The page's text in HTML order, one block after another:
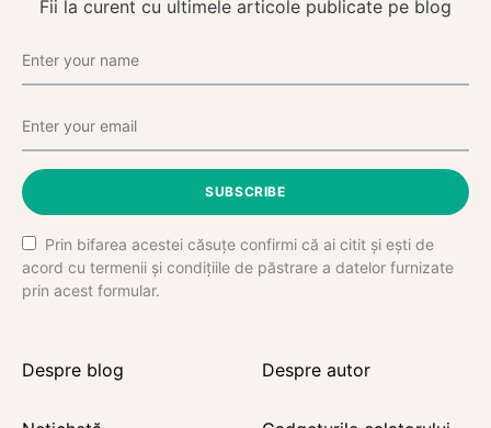
Fii la curent cu ultimele articole publicate pe blog
SUBSCRIBE
Prin bifarea acestei căsuțe confirmi că ai citit și ești de
acord cu termenii și condițiile de păstrare a datelor furnizate
prin acest formular.
Despre blog Despre autor